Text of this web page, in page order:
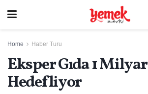
Home Haber Turu
Eksper Gıda 1
Hedefliyor